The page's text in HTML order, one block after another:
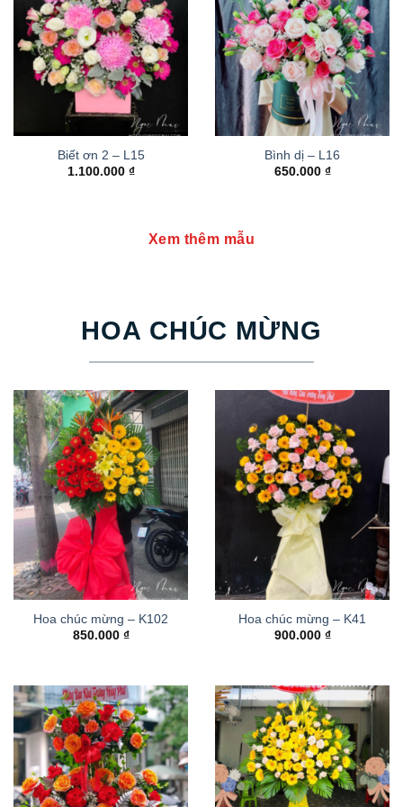
Biết ơn 2 – L15
1.100.000 ₫
Bình dị – L16
650.000 ₫
Xem thêm mẫu
HOA CHÚC MỪNG
Hoa chúc mừng – K102
850.000 ₫
Hoa chúc mừng – K41
900.000 ₫